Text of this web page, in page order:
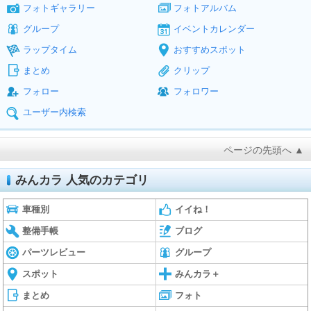
フォトギャラリー
フォトアルバム
グループ
イベントカレンダー
ラップタイム
おすすめスポット
まとめ
クリップ
フォロー
フォロワー
ユーザー内検索
ページの先頭へ ▲
みんカラ 人気のカテゴリ
車種別 イイね！
整備手帳 ブログ
パーツレビュー グループ
スポット みんカラ＋
まとめ フォト